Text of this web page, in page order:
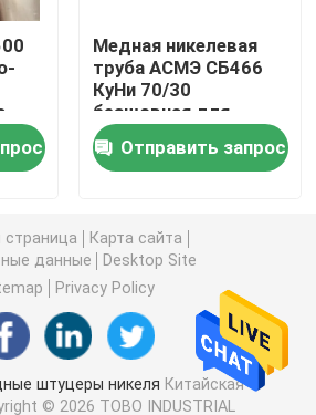
никеля
тройника
трубы
Медная никелевая
труба АСМЭ СБ466
КуНи 70/30
безшовная для
морского и
промышленного
использования
Отправить запрос
страница
Карта сайта
данные
Desktop Site
Privacy Policy
штуцеры никеля Китайская
© 2026 TOBO INDUSTRIAL